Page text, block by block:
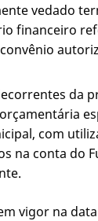
vedado
financeiro
da
com
na conta do
vigor na